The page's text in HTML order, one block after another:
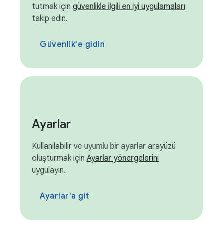
tutmak için güvenlikle ilgili en iyi uygulamaları
takip edin.
Güvenlik'e gidin
Ayarlar
Kullanılabilir ve uyumlu bir ayarlar arayüzü
oluşturmak için Ayarlar yönergelerini
uygulayın.
Ayarlar'a git